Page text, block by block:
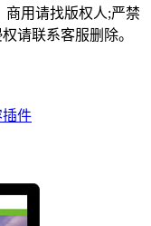
商用请找版权人;严禁
请联系客服删除。
插件